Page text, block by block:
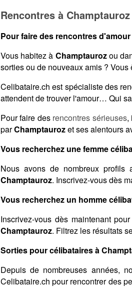
Rencontres à
Pour faire des rencontres
Vous habitez à Champtaurozou
sorties ou de nouveaux amis ? Vous
Celibataire.ch est spécialiste des
attendent de trouver l'amour… Qui
Pour faire des rencontres sérieuses,
parChamptaurozet ses alentours
Vous recherchez une femme
Nous avons de nombreux profils
Champtauroz. Inscrivez-vous dès
Vous recherchez un homme
Inscrivez-vous dès maintenant
Champtauroz. Filtrez les résultats
Sorties pour célibataires à
Depuis de nombreuses années,
Celibataire.ch pour rencontrer des